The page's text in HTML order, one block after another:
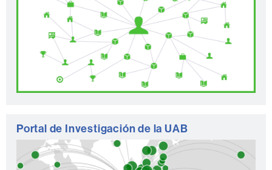
Portal de Investigación de la UAB